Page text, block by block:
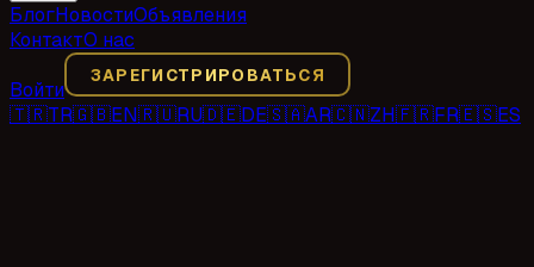
БлогНовостиОбъявления
КонтактО нас
Войти
ЗАРЕГИСТРИРОВАТЬСЯ
🇹🇷TR🇬🇧EN🇷🇺RU🇩🇪DE🇸🇦AR🇨🇳ZH🇫🇷FR🇪🇸ES